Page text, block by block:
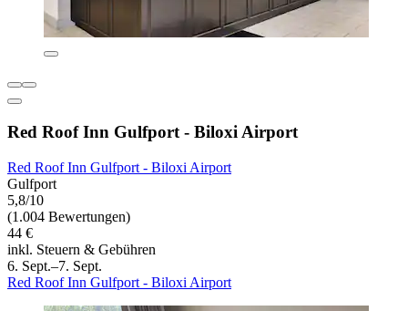
Red Roof Inn Gulfport - Biloxi Airport
Red Roof Inn Gulfport - Biloxi Airport
Gulfport
5,8/10
(1.004 Bewertungen)
44 €
inkl. Steuern & Gebühren
6. Sept.–7. Sept.
Red Roof Inn Gulfport - Biloxi Airport